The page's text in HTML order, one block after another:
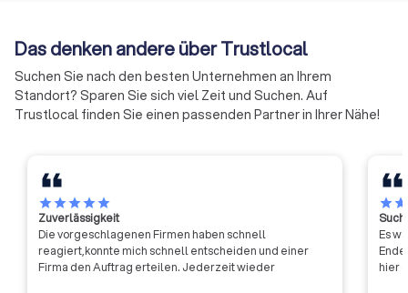
der Handwerkskammern
effizienter und effektiver
werden.
die Interessen
gegenüber Politik,
Industrie, Handel,
Gewerkschaften
und
Das denken andere über Trustlocal
Suchen Sie nach den besten Unternehmen an Ihrem
Standort? Sparen Sie sich viel Zeit und Suchen. Auf
Trustlocal finden Sie einen passenden Partner in Ihrer Nähe!
starstarstarstarstar
Zuverlässigkeit
Die vorgeschlagenen Firmen haben schnell
reagiert,konnte mich schnell entscheiden und einer
Firma den Auftrag erteilen. Jederzeit wieder
starstar
Es
hier